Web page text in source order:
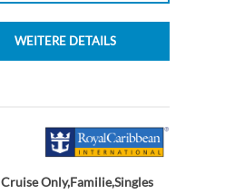
Suite
Balkonkabine
WEITERE DETAILS
Cruise Only,Familie,Singles